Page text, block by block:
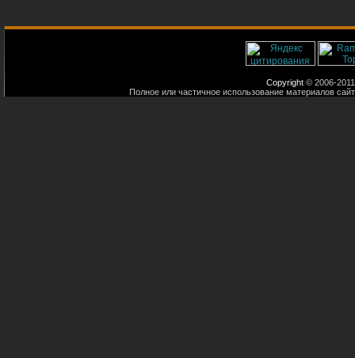
Copyright © 2006-
Полное или частичное использование материалов